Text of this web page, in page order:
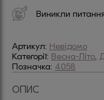
Виникли
Артикул: Невідомо
Категорії: Весна-Літо,
Позначка: 4058
ОПИС